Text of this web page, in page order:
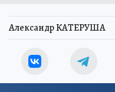
Александр КАТЕРУША